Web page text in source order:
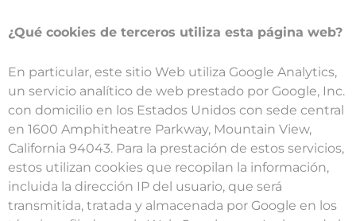
¿Qué cookies de terceros utiliza esta página web?
En particular, este sitio Web utiliza Google Analytics,
un servicio analítico de web prestado por Google, Inc.
con domicilio en los Estados Unidos con sede central
en 1600 Amphitheatre Parkway, Mountain View,
California 94043. Para la prestación de estos servicios,
estos utilizan cookies que recopilan la información,
incluida la dirección IP del usuario, que será
transmitida, tratada y almacenada por Google en los